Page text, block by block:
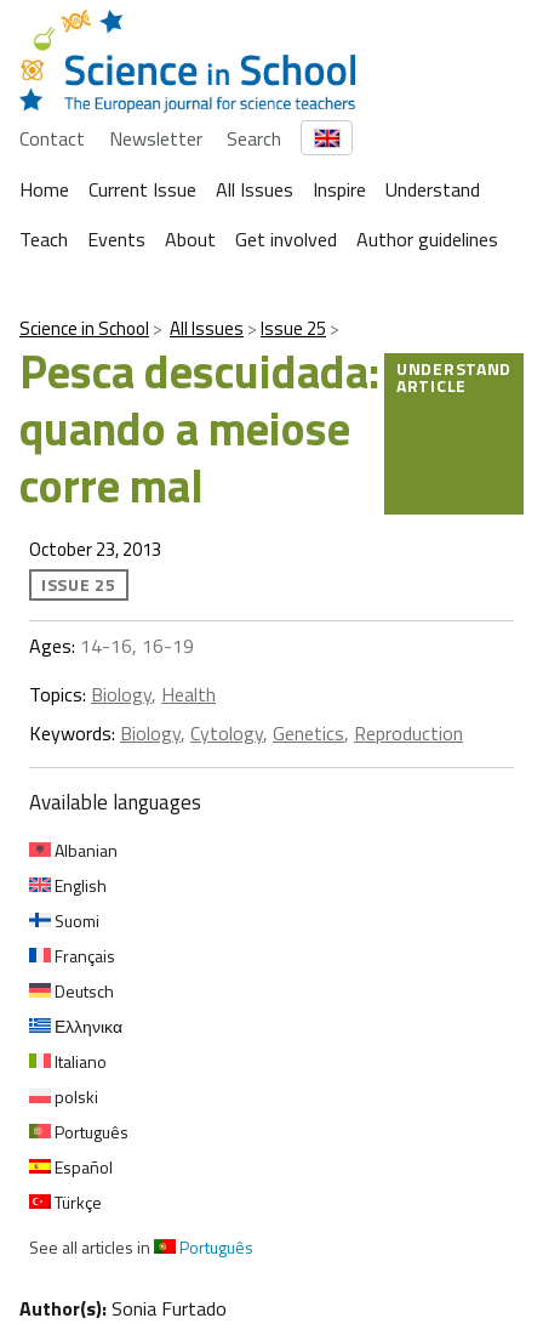
Contact Newsletter
Search
Home
Current Issue All Issues Inspire
Understand
Teach
Events About Get involved Author guidelines
Science in School All Issues Issue 25
Pesca descuidada:
quando a meiose
corre mal
UNDERSTAND
ARTICLE
October 23, 2013
ISSUE 25
Ages: 14-16, 16-19
Topics: Biology, Health
Keywords: Biology, Cytology, Genetics, Reproduction
Available languages
Albanian
English
Suomi
Français
Deutsch
Ελληνικα
Italiano
polski
Português
Español
Türkçe
See all articles in
Português
Author(s):Sonia Furtado